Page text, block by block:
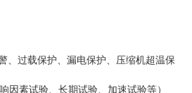
、过载保护、漏电保护、压缩机超温保
素试验、长期试验、加速试验等）